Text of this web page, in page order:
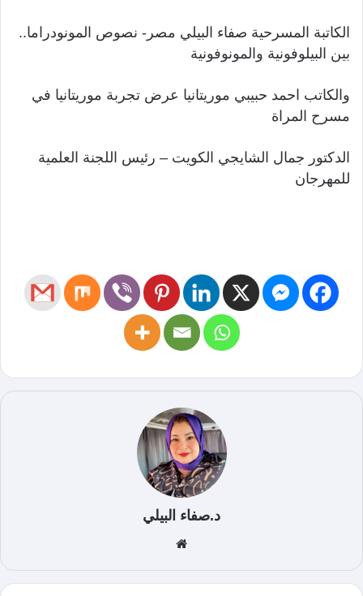
الكاتبة المسرحية صفاء البيلي مصر- نصوص المونودراما..
بين البيلوفونية والمونوفونية
والكاتب احمد حبيبي موريتانيا عرض تجربة موريتانيا في
مسرح المراة
الدكتور جمال الشايجي الكويت – رئيس اللجنة العلمية
للمهرجان
د.صفاء البيلي
الوي